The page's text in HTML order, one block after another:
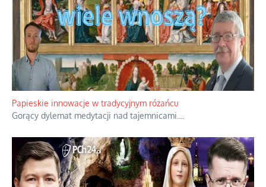
Papieskie innowacje w tradycyjnym różańcu
Gorący dylemat medytacji nad tajemnicami.